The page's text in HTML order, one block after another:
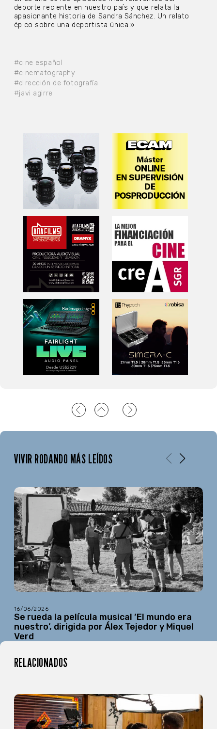
#cine español
#cinematography
#dirección de fotografía
#javi agirre
deporte reciente en nuestro país y que relata la
apasionante historia de Sandra Sánchez. Un relato
épico sobre una deportista única.»
VIVIR RODANDO MÁS LEÍDOS
16/06/2026
Se rueda la película musical ‘El mundo era
nuestro’, dirigida por Álex Tejedor y Miquel
Verd
RELACIONADOS